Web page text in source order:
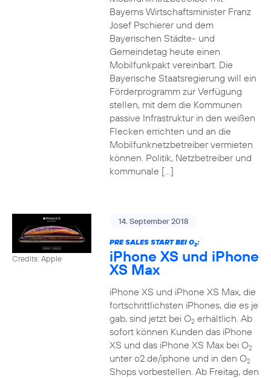
Bayerns Wirtschaftsminister Franz
Josef Pschierer und dem
Bayerischen Städte- und
Gemeindetag heute einen
Mobilfunkpakt vereinbart. Die
Bayerische Staatsregierung will ein
Förderprogramm zur Verfügung
stellen, mit dem die Kommunen
passive Infrastruktur in den weißen
Flecken errichten und an die
Mobilfunknetzbetreiber vermieten
können. Politik, Netzbetreiber und
kommunale […]
Credits: Apple
14. September 2018
PRE SALES START BEI O2:
iPhone XS und iPhone
XS Max
iPhone XS und iPhone XS Max, die
fortschrittlichsten iPhones, die es je
gab, sind jetzt bei O2erhältlich. Ab
sofort können Kunden das iPhone
XS und das iPhone XS Max bei O2
unter o2.de/iphone und in den O2
Shops vorbestellen. Ab Freitag, den